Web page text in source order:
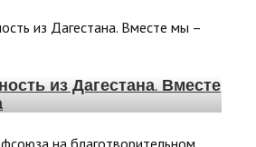
из Дагестана. Вместе